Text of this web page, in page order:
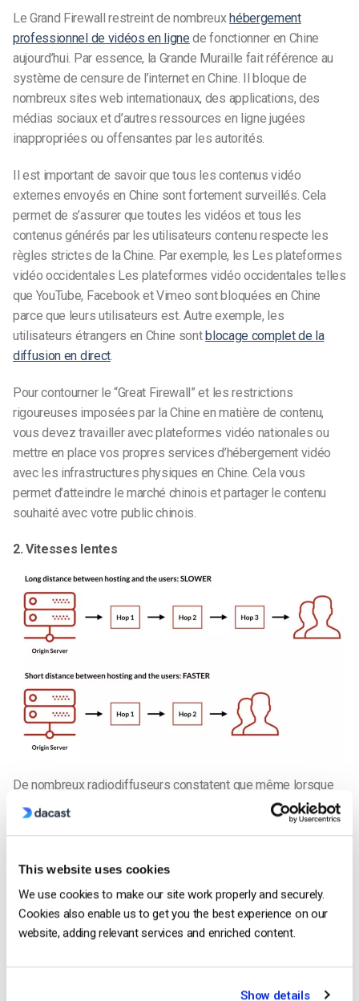
This website uses cookies
We use cookies to make our site work properly and securely.
Cookies also enable us to get you the best experience on our
website, adding relevant services and enriched content.
Show details
Le Grand Firewall restreint de nombreuxhébergement
professionnel de vidéos en ligne de fonctionner en Chine
aujourd’hui. Par essence, la Grande Muraille fait référence au
système de censure de l’internet en Chine. Il bloque de
nombreux sites web internationaux, des applications, des
médias sociaux et d’autres ressources en ligne jugées
inappropriées ou offensantes par les autorités.
Il est important de savoir que tous les contenus vidéo
externes envoyés en Chine sont fortement surveillés. Cela
permet de s’assurer que toutes les vidéos et tous les
contenus générés par les utilisateurs contenu respecte les
règles strictes de la Chine. Par exemple, les Les plateformes
vidéo occidentales Les plateformes vidéo occidentales telles
que YouTube, Facebook et Vimeo sont bloquées en Chine
parce que leurs utilisateurs est. Autre exemple, les
utilisateurs étrangers en Chine sontblocage complet de la
diffusion en direct.
Pour contourner le “Great Firewall” et les restrictions
rigoureuses imposées par la Chine en matière de contenu,
vous devez travailler avecplateformes vidéo nationales ou
mettre en place vos propres services d’hébergement vidéo
avec les infrastructures physiques en Chine. Cela vous
permet d’atteindre le marché chinois etpartager le contenu
souhaité avec votre public chinois
2. Vitesses lentes
De nombreux radiodiffuseurs constatent que même lorsque
les réseaux de diffusion de contenu
(CDN) pour diffuser des
vidéos en Chine depuis l’extérieur du continent, la vitesse et la
plainte est généralement formulée par
plateformes de diffusion en direct
même desplateformes de vidéos courtes